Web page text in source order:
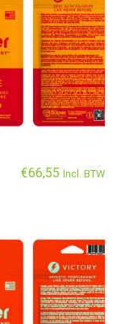
€66,55 Incl. BTW